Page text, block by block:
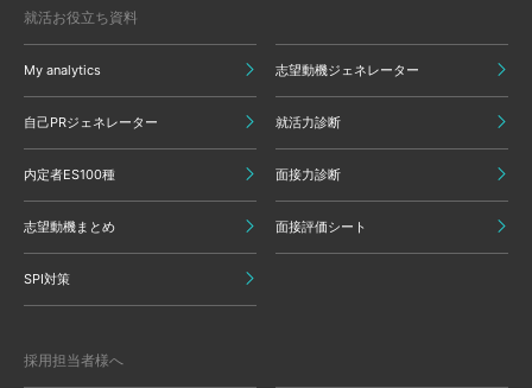
就活お役立ち資料
My analytics 志望動機ジェネレーター
自己PRジェネレーター 就活力診断
内定者ES100種 面接力診断
志望動機まとめ 面接評価シート
SPI対策
採用担当者様へ